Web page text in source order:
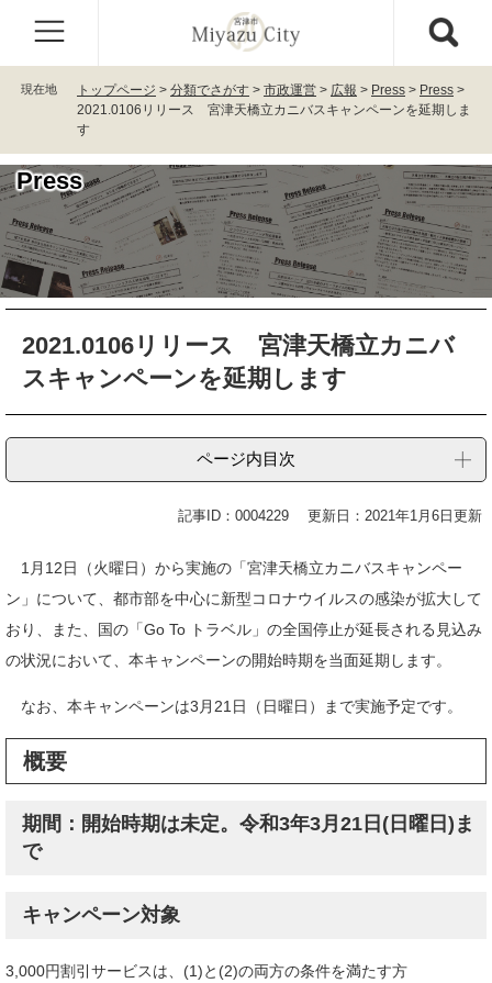
す
。
し
て
本
文
へ
現在地 トップページ > 分類でさがす > 市政運営 > 広報 > Press > Press >
2021.0106リリース 宮津天橋立カニバスキャンペーンを延期しま
す
Press
2021.0106リリース 宮津天橋立カニバ
スキャンペーンを延期します
ページ内目次
記事ID：0004229 更新日：2021年1月6日更新
1月12日（火曜日）から実施の「宮津天橋立カニバスキャンペー
ン」について、都市部を中心に新型コロナウイルスの感染が拡大して
おり、また、国の「Go To トラベル」の全国停止が延長される見込み
の状況において、本キャンペーンの開始時期を当面延期します。
なお、本キャンペーンは3月21日（日曜日）まで実施予定です。
概要
期間：開始時期は未定。令和3年3月21日(日曜日)ま
で
キャンペーン対象
3,000円割引サービスは、(1)と(2)の両方の条件を満たす方